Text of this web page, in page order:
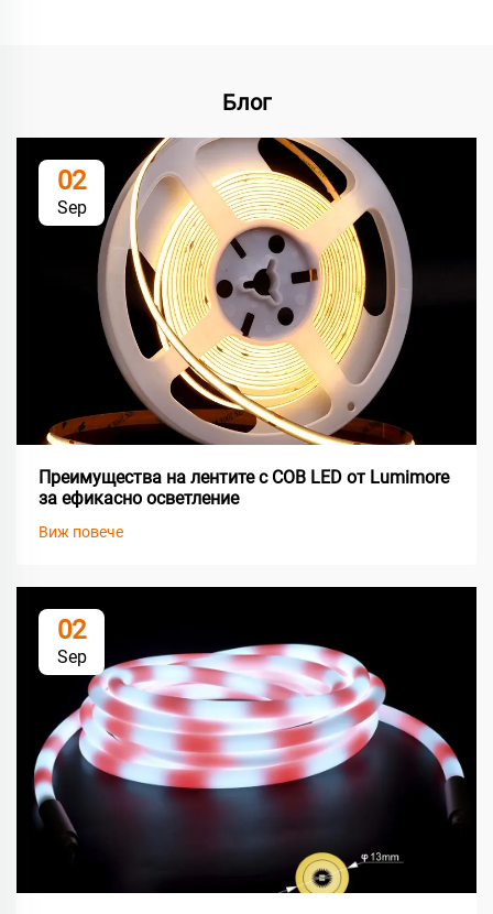
Блог
02
Sep
Преимущества на лентите с COB LED от Lumimore
за ефикасно осветление
Виж повече
02
Sep